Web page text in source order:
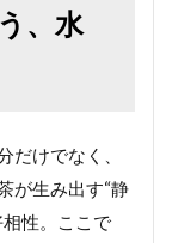
、水
だけでなく、
が生み出す“静
性。ここで